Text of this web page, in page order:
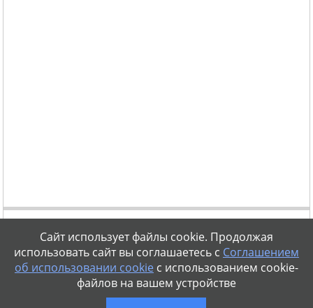
vse-diety@mail.ruПравовая информация
Сайт использует файлы cookie. Продолжая
использовать сайт вы соглашаетесь с Соглашением
об использовании cookieс использованием cookie-
файлов на вашем устройстве